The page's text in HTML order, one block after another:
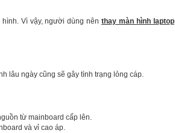
Vì vậy, người dùng nên thay màn hình laptop
lâu ngày cũng sẽ gây tình trạng lỏng cáp.
từ mainboard cấp lên.
và vỉ cao áp.